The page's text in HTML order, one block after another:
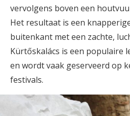
vervolgens boven een
Het resultaat is een
buitenkant met een zachte,
Kürtőskalács is een populaire
en wordt vaak geserveerd op
festivals.